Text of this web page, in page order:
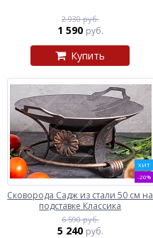
2 930 руб.
1 590 руб.
Купить
ХИТ
-20%
Сковорода Садж из стали 50 см на
подставке Классика
6 590 руб.
5 240 руб.